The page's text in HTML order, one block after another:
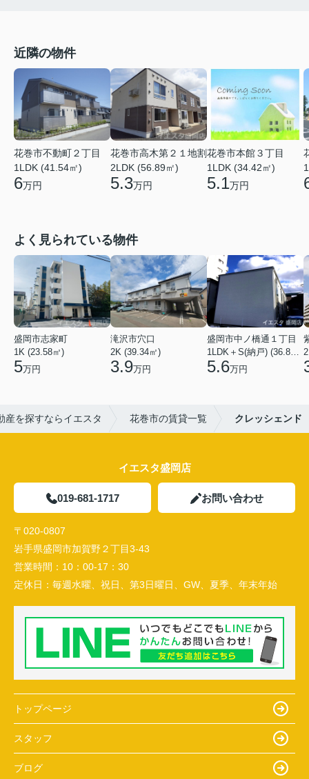
近隣の物件
花巻市不動町２丁目
1LDK (41.54㎡)
6万円
花巻市高木第２１地割
2LDK (56.89㎡)
5.3万円
花巻市本館３丁目
1LDK (34.42㎡)
5.1万円
よく見られている物件
盛岡市志家町
1K (23.58㎡)
5万円
滝沢市穴口
2K (39.34㎡)
3.9万円
盛岡市中ノ橋通１丁目
1LDK＋S(納戸) (36.80㎡)
5.6万円
産を探すならイエスタ 花巻市の賃貸一覧 クレッシェンド
イエスタ盛岡店
019-681-1717 お問い合わせ
〒020-0807
岩手県盛岡市加賀野２丁目3-43
営業時間： 10：00-17：30
定休日： 毎週水曜、祝日、第3日曜日、GW、夏季、年末年始
トップページ
スタッフ
ブログ